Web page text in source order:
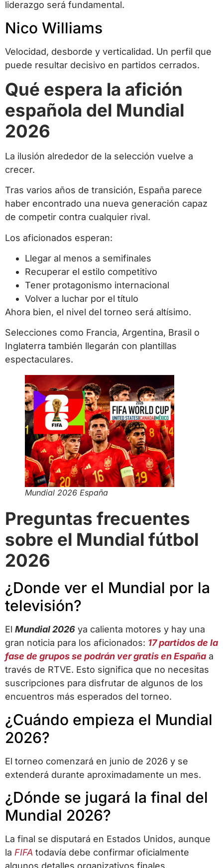
liderazgo será fundamental.
Nico Williams
Velocidad, desborde y verticalidad. Un perfil que
puede resultar decisivo en partidos cerrados.
Qué espera la afición
española del Mundial
2026
La ilusión alrededor de la selección vuelve a
crecer.
Tras varios años de transición, España parece
haber encontrado una nueva generación capaz
de competir contra cualquier rival.
Los aficionados esperan:
Llegar al menos a semifinales
Recuperar el estilo competitivo
Tener protagonismo internacional
Volver a luchar por el título
Ahora bien, el nivel del torneo será altísimo.
Selecciones como Francia, Argentina, Brasil o
Inglaterra también llegarán con plantillas
espectaculares.
Mundial 2026 España
Preguntas frecuentes
sobre el Mundial fútbol
2026
¿Donde ver el Mundial por la
televisión?
El Mundial 2026 ya calienta motores y hay una
gran noticia para los aficionados: 17 partidos de la
fase de grupos se podrán ver gratis en España a
través de RTVE. Esto significa que no necesitas
suscripciones para disfrutar de algunos de los
encuentros más esperados del torneo.
¿Cuándo empieza el Mundial
2026?
El torneo comenzará en junio de 2026 y se
extenderá durante aproximadamente un mes.
¿Dónde se jugará la final del
Mundial 2026?
La final se disputará en Estados Unidos, aunque
la FIFA todavía debe confirmar oficialmente
algunos detalles organizativos finales.